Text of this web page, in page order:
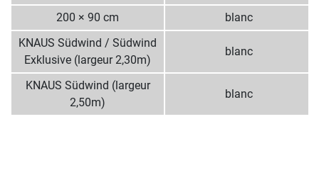
200 × 90 cm
blanc
KNAUS Südwind / Südwind
Exklusive (largeur 2,30m)
blanc
KNAUS Südwind (largeur
2,50m)
blanc